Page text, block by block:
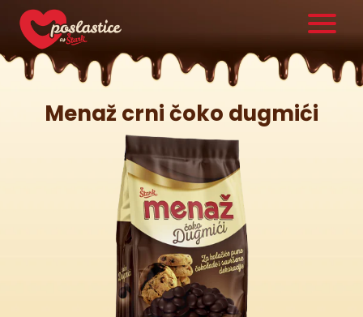
Menaž crni čoko dugmići